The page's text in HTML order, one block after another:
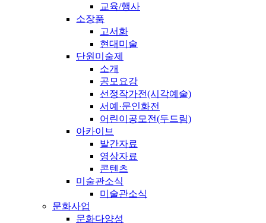
교육/행사
소장품
고서화
현대미술
단원미술제
소개
공모요강
선정작가전(시각예술)
서예·문인화전
어린이공모전(두드림)
아카이브
발간자료
영상자료
콘텐츠
미술관소식
미술관소식
문화사업
문화다양성